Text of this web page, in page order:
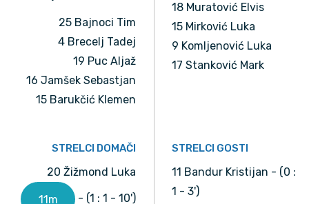
25 Bajnoci Tim
4 Brecelj Tadej
19 Puc Aljaž
16 Jamšek Sebastjan
15 Barukčić Klemen
18 Muratović Elvis
15 Mirković Luka
9 Komljenović Luka
17 Stanković Mark
STRELCI DOMAČI
20 Žižmond Luka
11m - (1 : 1 - 10')
STRELCI GOSTI
11 Bandur Kristijan - (0 :
1 - 3')